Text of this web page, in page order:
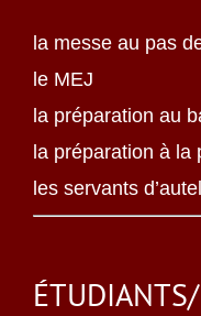
la messe au pas
le MEJ
la préparation au
la préparation à la
les servants d’autel